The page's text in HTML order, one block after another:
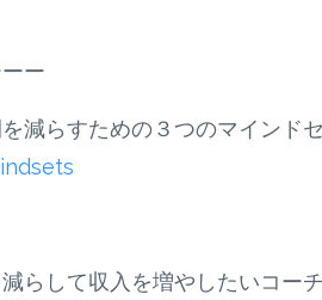
ー
減らすための３つのマインド
らして収入を増やしたいコー